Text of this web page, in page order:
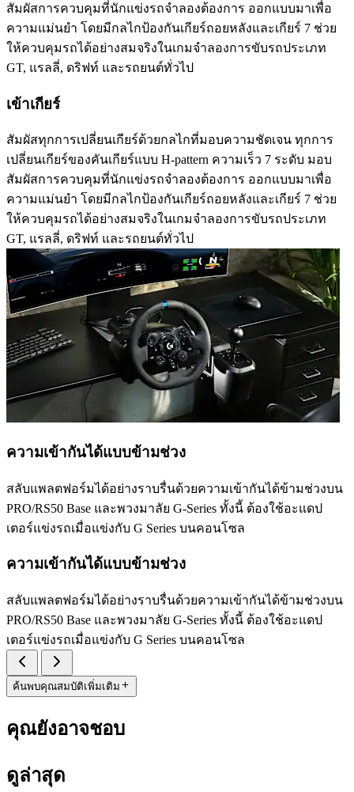
สัมผัสการควบคุมที่นักแข่งรถจำลองต้องการ ออกแบบมาเพื่อ
ความแม่นยำ โดยมีกลไกป้องกันเกียร์ถอยหลังและเกียร์ 7 ช่วย
ให้ควบคุมรถได้อย่างสมจริงในเกมจำลองการขับรถประเภท
GT, แรลลี่, ดริฟท์ และรถยนต์ทั่วไป
เข้าเกียร์
สัมผัสทุกการเปลี่ยนเกียร์ด้วยกลไกที่มอบความชัดเจน ทุกการ
เปลี่ยนเกียร์ของคันเกียร์แบบ H-pattern ความเร็ว 7 ระดับ มอบ
สัมผัสการควบคุมที่นักแข่งรถจำลองต้องการ ออกแบบมาเพื่อ
ความแม่นยำ โดยมีกลไกป้องกันเกียร์ถอยหลังและเกียร์ 7 ช่วย
ให้ควบคุมรถได้อย่างสมจริงในเกมจำลองการขับรถประเภท
GT, แรลลี่, ดริฟท์ และรถยนต์ทั่วไป
ความเข้ากันได้แบบข้ามช่วง
สลับแพลตฟอร์มได้อย่างราบรื่นด้วยความเข้ากันได้ข้ามช่วงบน
PRO/RS50 Base และพวงมาลัย G-Series ทั้งนี้ ต้องใช้อะแดป
เตอร์แข่งรถเมื่อแข่งกับ G Series บนคอนโซล
ความเข้ากันได้แบบข้ามช่วง
สลับแพลตฟอร์มได้อย่างราบรื่นด้วยความเข้ากันได้ข้ามช่วงบน
PRO/RS50 Base และพวงมาลัย G-Series ทั้งนี้ ต้องใช้อะแดป
เตอร์แข่งรถเมื่อแข่งกับ G Series บนคอนโซล
ค้นพบคุณสมบัติเพิ่มเติม
คุณยังอาจชอบ
ดูล่าสุด